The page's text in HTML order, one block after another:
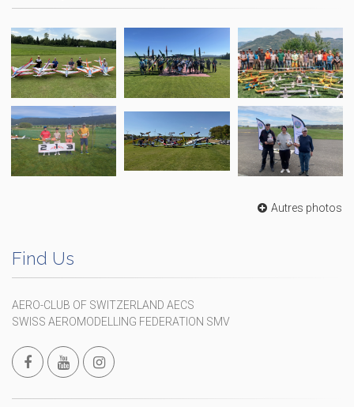
Autres photos
Find Us
AERO-CLUB OF SWITZERLAND AECS
SWISS AEROMODELLING FEDERATION SMV